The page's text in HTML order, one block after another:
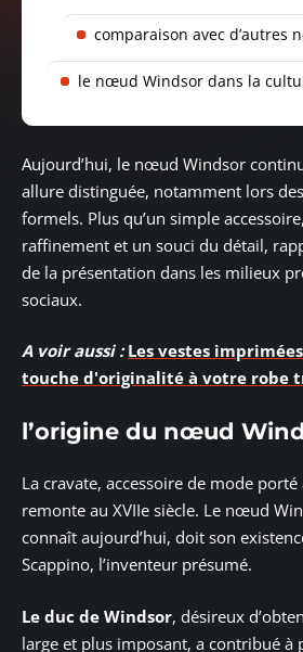
comparaison avec d’autres
le nœud Windsor dans la
Aujourd’hui, le nœud Windsor
allure distinguée, notamment lors
formels. Plus qu’un simple
raffinement et un souci du détail,
de la présentation dans les milieux
sociaux.
A voir aussi : Les vestes
touche d'originalité à votre robe
l’origine du nœud
La cravate, accessoire de mode
remonte au XVIIe siècle. Le nœud
connaît aujourd’hui, doit son
Scappino, l’inventeur présumé.
Le duc de Windsor, désireux
large et plus imposant, a contribué à